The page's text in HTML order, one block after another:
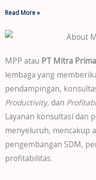
Read More »
MPP atau PT Mitra
lembaga yang
pendampingan,
Productivity, dan
Layanan konsultasi dan
menyeluruh, mencakup
pengembangan SDM,
profitabilitas.